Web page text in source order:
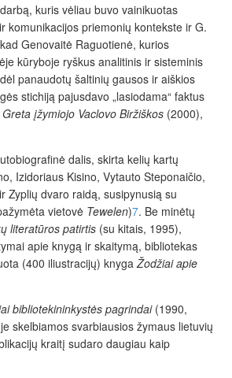
kuris vėliau buvo vainikuotas
komunikacijos priemonių kontekste ir G.
Genovaitė Raguotienė, kurios
kūryboje ryškus analitinis ir sisteminis
dėl panaudotų šaltinių gausos ir aiškios
stichiją pajusdavo „lasiodama“ faktus
Greta įžymiojo Vaclovo Biržiškos (2000),
dalis, skirta kelių kartų
Izidoriaus Kisino, Vytauto Steponaičio,
Zyplių dvaro raidą, susipynusią su
vietovė Tewelen)7. Be minėtų
literatūros patirtis (su kitais, 1995),
apie knygą ir skaitymą, bibliotekas
(400 iliustracijų) knyga Žodžiai apie
bibliotekininkystės pagrindai(1990,
skelbiamos svarbiausios žymaus lietuvių
kraitį sudaro daugiau kaip